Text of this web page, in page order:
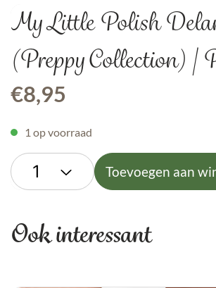
My Little Polish
(Preppy Collection) |
€8,95
1 op voorraad
Toevoegen aan
Ook interessant